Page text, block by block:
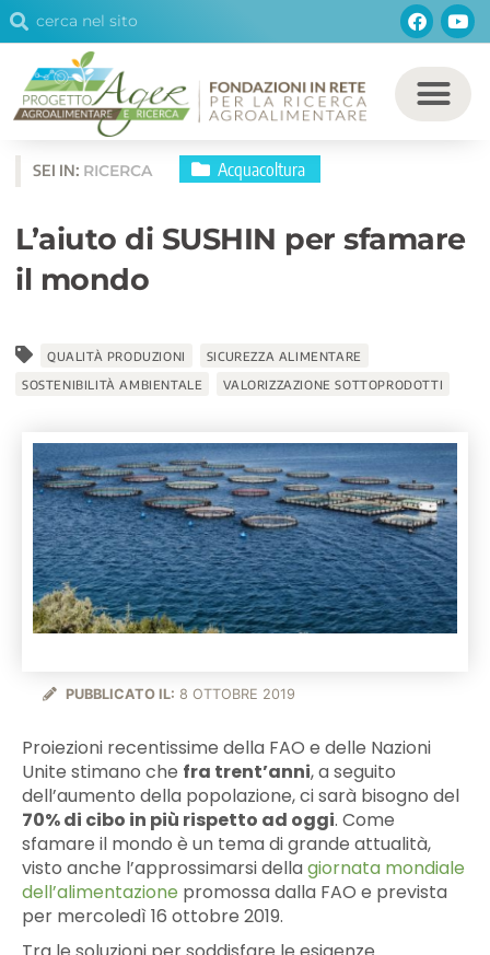
VaiCerca Cerca
SEI IN: RICERCA Acquacoltura
L’aiuto di SUSHIN per sfamare
il mondo
QUALITÀ PRODUZIONI
SICUREZZA ALIMENTARE
SOSTENIBILITÀ AMBIENTALE
VALORIZZAZIONE SOTTOPRODOTTI
PUBBLICATO IL: 8 OTTOBRE 2019
Proiezioni recentissime della FAO e delle Nazioni
Unite stimano che fra trent’anni, a seguito
dell’aumento della popolazione, ci sarà bisogno del
70% di cibo in più rispetto ad oggi. Come
sfamare il mondo è un tema di grande attualità,
visto anche l’approssimarsi dellagiornata mondiale
dell’alimentazione promossa dalla FAO e prevista
per mercoledì 16 ottobre 2019.